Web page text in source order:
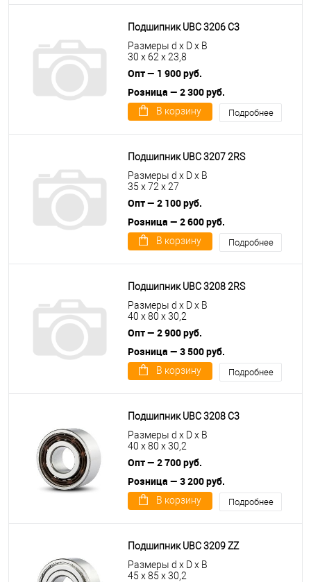
Подшипник UBC 3206 C3
Размеры d x D x B
30 x 62 x 23,8
Опт — 1 900 руб.
Розница — 2 300 руб.
В корзину Подробнее
Подшипник UBC 3207 2RS
Размеры d x D x B
35 x 72 x 27
Опт — 2 100 руб.
Розница — 2 600 руб.
В корзину Подробнее
Подшипник UBC 3208 2RS
Размеры d x D x B
40 x 80 x 30,2
Опт — 2 900 руб.
Розница — 3 500 руб.
В корзину Подробнее
Подшипник UBC 3208 C3
Размеры d x D x B
40 x 80 x 30,2
Опт — 2 700 руб.
Розница — 3 200 руб.
В корзину Подробнее
Подшипник UBC 3209 ZZ
Размеры d x D x B
45 x 85 x 30,2